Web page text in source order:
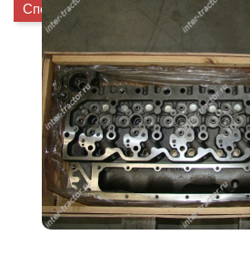
Спецпредложение